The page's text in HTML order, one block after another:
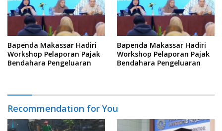
Bapenda Makassar Hadiri
Workshop Pelaporan Pajak
Bendahara Pengeluaran
Bapenda Makassar Hadiri
Workshop Pelaporan Pajak
Bendahara Pengeluaran
Recommendation for You